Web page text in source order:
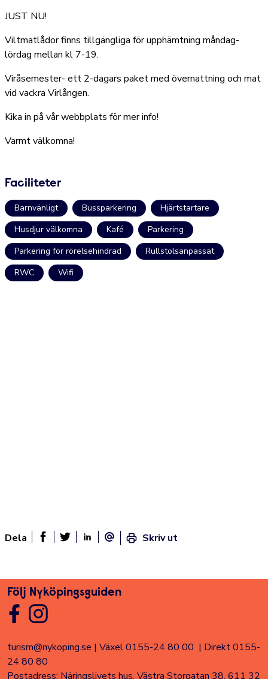
JUST NU!
Viltmatlådor finns tillgängliga för upphämtning måndag-
lördag mellan kl 7-19.
Viråsemester- ett 2-dagars paket med övernattning och mat
vid vackra Virlången.
Kika in på vår webbplats för mer info!
Varmt välkomna!
Faciliteter
Barnvänligt Bussparkering
Hjärtstartare
Husdjur välkomna
Kafé
Parkering
Parkering för rörelsehindrad
Rullstolsanpassat
RWC
Wifi
Dela
Dela sidan på Facebook
E-post
Skriv ut
Följ Nyköpingsguiden
turism@nykoping.se | Växel 0155-24 80 00 | Direkt 0155-
24 80 80
Postadress: Näringslivets hus, Västra Storgatan 38, 611 32